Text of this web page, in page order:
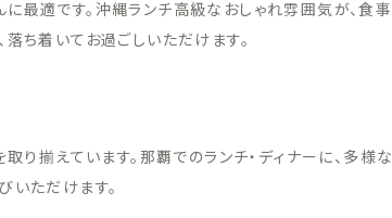
最適です。沖縄ランチ高級なおしゃれ雰囲気が、食事
ち着いてお過ごしいただけます。
り揃えています。那覇でのランチ・ディナーに、多様な
いただけます。